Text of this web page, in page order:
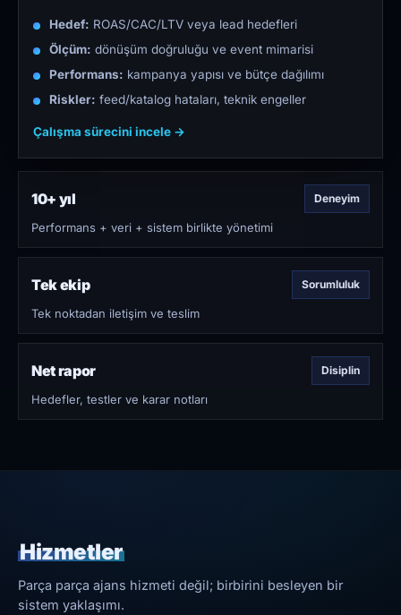
Hedef: ROAS/CAC/LTV veya lead hedefleri
Ölçüm: dönüşüm doğruluğu ve event mimarisi
Performans: kampanya yapısı ve bütçe dağılımı
Riskler: feed/katalog hataları, teknik engeller
Çalışma sürecini incele →
10+ yıl Deneyim
Performans + veri + sistem birlikte yönetimi
Tek ekip Sorumluluk
Tek noktadan iletişim ve teslim
Net rapor Disiplin
Hedefler, testler ve karar notları
Hizmetler
Parça parça ajans hizmeti değil; birbirini besleyen bir
sistem yaklaşımı.